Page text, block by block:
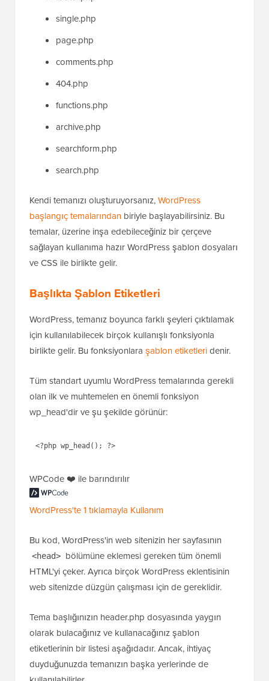
single.php
page.php
comments.php
404.php
functions.php
archive.php
searchform.php
search.php
Kendi temanızı oluşturuyorsanız,WordPress
başlangıç temalarından biriyle başlayabilirsiniz. Bu
temalar, üzerine inşa edebileceğiniz bir çerçeve
sağlayan kullanıma hazır WordPress şablon dosyaları
ve CSS ile birlikte gelir.
Başlıkta Şablon Etiketleri
WordPress, temanız boyunca farklı şeyleri çıktılamak
için kullanılabilecek birçok kullanışlı fonksiyonla
birlikte gelir. Bu fonksiyonlara şablon etiketleridenir.
Tüm standart uyumlu WordPress temalarında gerekli
olan ilk ve muhtemelen en önemli fonksiyon
wp_head'dir ve şu şekilde görünür:
<?php wp_head(); ?>
WPCode ❤️ ile barındırılır
WordPress'te 1 tıklamayla Kullanım
Bu kod, WordPress'in web sitenizin her sayfasının
<head> bölümüne eklemesi gereken tüm önemli
HTML'yi çeker. Ayrıca birçok WordPress eklentisinin
web sitenizde düzgün çalışması için de gereklidir.
Tema başlığınızın header.php dosyasında yaygın
olarak bulacağınız ve kullanacağınız şablon
etiketlerinin bir listesi aşağıdadır. Ancak, ihtiyaç
duyduğunuzda temanızın başka yerlerinde de